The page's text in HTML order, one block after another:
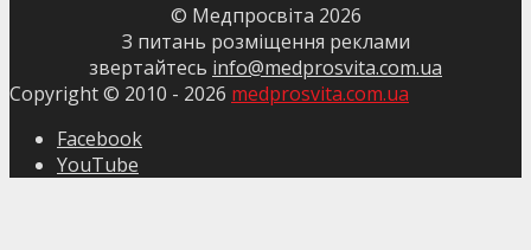
© Медпросвіта 2026
З питань розміщення реклами
звертайтесь info@medprosvita.com.ua
Copyright © 2010 - 2026 medprosvita.com.ua
Facebook
YouTube